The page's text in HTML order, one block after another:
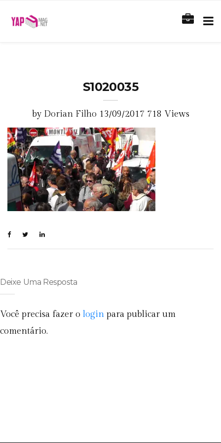
S1020035
by Dorian Filho 13/09/2017 718 Views
Deixe Uma Resposta
Você precisa fazer o login para publicar um
comentário.